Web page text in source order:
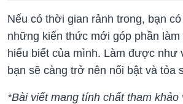
Nếu có thời gian rảnh trong, bạn
những kiến thức mới góp phần làm
hiểu biết của mình. Làm được như
bạn sẽ càng trở nên nổi bật và tỏa
*Bài viết mang tính chất tham khảo